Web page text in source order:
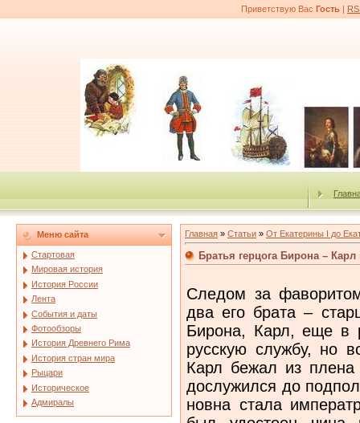
Приветствую Вас Гость |
Меню сайта
Стартовая
Мировая история
История России
Лента
События и даты
Фотообзоры
История Древнего Рима
История стран мира
Рыцари
Историческое
Адмиралы
Главная » Статьи » От Екатерины I до
Братья герцога Бирона – Карл
Следом за
два его брата –
Бирона, Карл, еще в
русскую службу, но
Карл бежал из
дослужился до
новна стала